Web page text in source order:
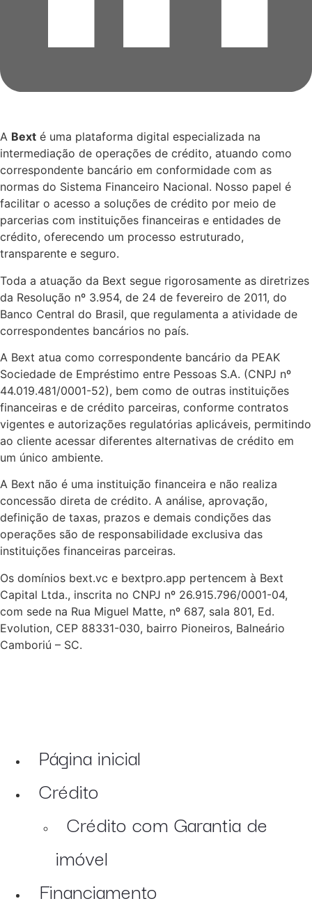
A Bext é uma plataforma digital especializada na
intermediação de operações de crédito, atuando como
correspondente bancário em conformidade com as
normas do Sistema Financeiro Nacional. Nosso papel é
facilitar o acesso a soluções de crédito por meio de
parcerias com instituições financeiras e entidades de
crédito, oferecendo um processo estruturado,
transparente e seguro.
Toda a atuação da Bext segue rigorosamente as diretrizes
da Resolução nº 3.954, de 24 de fevereiro de 2011, do
Banco Central do Brasil, que regulamenta a atividade de
correspondentes bancários no país.
A Bext atua como correspondente bancário da PEAK
Sociedade de Empréstimo entre Pessoas S.A. (CNPJ nº
44.019.481/0001-52), bem como de outras instituições
financeiras e de crédito parceiras, conforme contratos
vigentes e autorizações regulatórias aplicáveis, permitindo
ao cliente acessar diferentes alternativas de crédito em
um único ambiente.
A Bext não é uma instituição financeira e não realiza
concessão direta de crédito. A análise, aprovação,
definição de taxas, prazos e demais condições das
operações são de responsabilidade exclusiva das
instituições financeiras parceiras.
Os domínios bext.vc e bextpro.app pertencem à Bext
Capital Ltda., inscrita no CNPJ nº 26.915.796/0001-04,
com sede na Rua Miguel Matte, nº 687, sala 801, Ed.
Evolution, CEP 88331-030, bairro Pioneiros, Balneário
Camboriú – SC.
Página inicial
Crédito
Crédito com Garantia de
imóvel
Financiamento